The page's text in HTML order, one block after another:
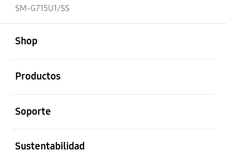
SM-G715U1/SS
Shop
Productos
Soporte
Sustentabilidad